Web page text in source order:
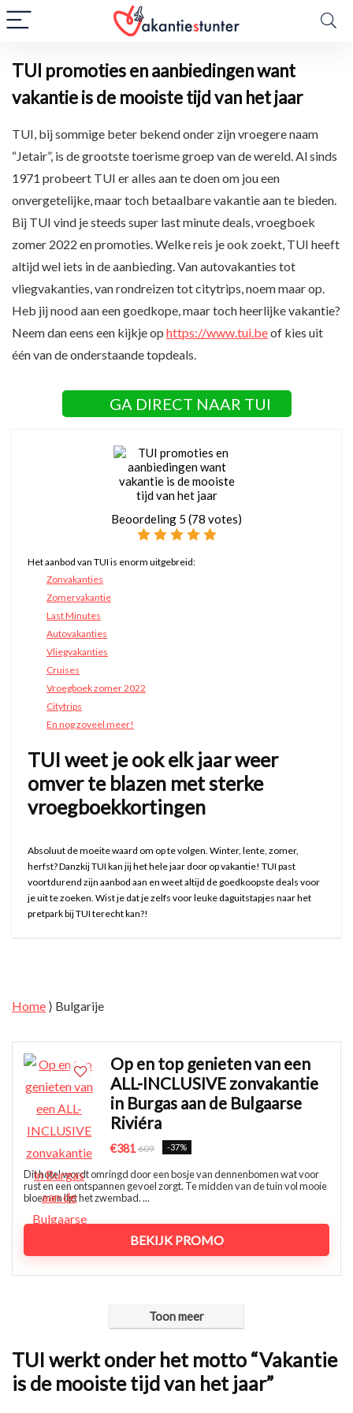
TUI promoties en aanbiedingen want
vakantie is de mooiste tijd van het jaar
TUI, bij sommige beter bekend onder zijn vroegere naam
“Jetair”, is de grootste toerisme groep van de wereld. Al sinds
1971 probeert TUI er alles aan te doen om jou een
onvergetelijke, maar toch betaalbare vakantie aan te bieden.
Bij TUI vind je steeds super last minute deals, vroegboek
zomer 2022 en promoties. Welke reis je ook zoekt, TUI heeft
altijd wel iets in de aanbieding. Van autovakanties tot
vliegvakanties, van rondreizen tot citytrips, noem maar op.
Heb jij nood aan een goedkope, maar toch heerlijke vakantie?
Neem dan eens een kijkje op https://www.tui.beof kies uit
één van de onderstaande topdeals.
GA DIRECT NAAR TUI
Beoordeling 5 (78 votes)
Het aanbod van TUI is enorm uitgebreid:
Zonvakanties
Zomervakantie
Last Minutes
Autovakanties
Vliegvakanties
Cruises
Vroegboek zomer 2022
Citytrips
En nog zoveel meer!
TUI weet je ook elk jaar weer
omver te blazen met sterke
vroegboekkortingen
Absoluut de moeite waard om op te volgen. Winter, lente, zomer,
herfst? Danzkij TUI kan jij het hele jaar door op vakantie! TUI past
voortdurend zijn aanbod aan en weet altijd de goedkoopste deals voor
je uit te zoeken. Wist je dat je zelfs voor leuke daguitstapjes naar het
pretpark bij TUI terecht kan?!
Home ⟩ Bulgarije
Op en top genieten van een
ALL-INCLUSIVE zonvakantie
in Burgas aan de Bulgaarse
Riviéra
€381 609 -37%
Dit hotel wordt omringd door een bosje van dennenbomen wat voor
rust en een ontspannen gevoel zorgt. Te midden van de tuin vol mooie
bloemen ligt het zwembad. ...
BEKIJK PROMO
Toon meer
TUI werkt onder het motto “Vakantie
is de mooiste tijd van het jaar”